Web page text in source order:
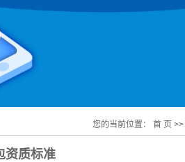
您的当前位置： 首 页 >>
资质标准